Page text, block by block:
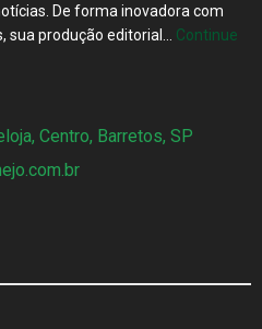
De forma inovadora com
sua produção editorial… Continue
Centro, Barretos, SP